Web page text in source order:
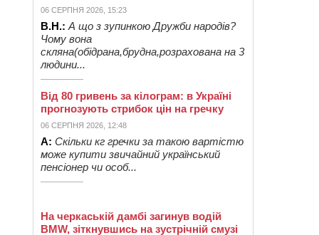
06 СЕРПНЯ 2026, 15:23
В.Н.: А що з зупинкою Дружби народів?
Чому вона
скляна(обідрана,брудна,розрахована на 3
людини...
Від 80 гривень за кілограм: в Україні
прогнозують стрибок цін на гречку
06 СЕРПНЯ 2026, 12:48
А: Скільки кг гречки за такою вартістю
може купити звичайний український
пенсіонер чи особ...
На черкаській дамбі загинув водій
BMW, зіткнувшись на зустрічній смузі